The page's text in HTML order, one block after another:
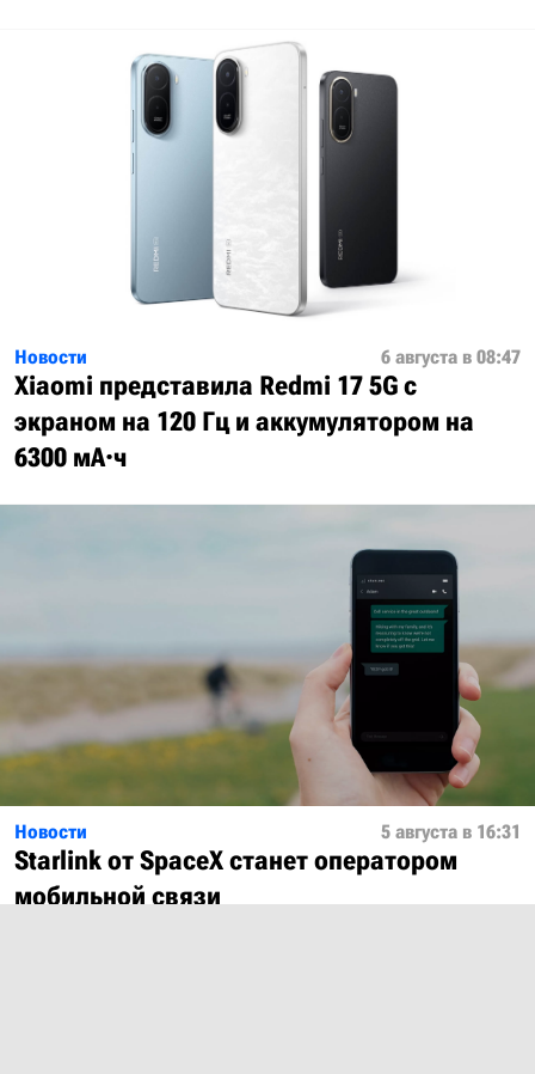
Новости 6 августа в 08:47
Xiaomi представила Redmi 17 5G с
экраном на 120 Гц и аккумулятором на
6300 мА·ч
Новости 5 августа в 16:31
Starlink от SpaceX станет оператором
мобильной связи